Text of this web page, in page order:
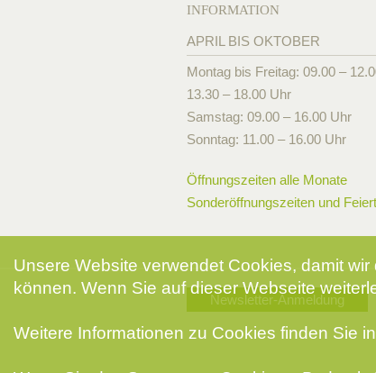
INFORMATION
APRIL BIS OKTOBER
Montag bis Freitag: 09.00 –
13.30 – 18.00 Uhr
Samstag: 09.00 – 16.00 Uhr
Sonntag: 11.00 – 16.00 Uhr
Öffnungszeiten alle Monate
Sonderöffnungszeiten und
Newsletter-Anmeldung
Unsere Website verwendet Cookies, damit
können. Wenn Sie auf dieser Webseite
Weitere Informationen zu Cookies finden Sie